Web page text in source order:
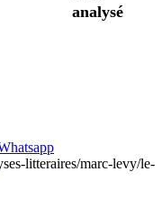
analysé
litteraires/marc-levy/le-